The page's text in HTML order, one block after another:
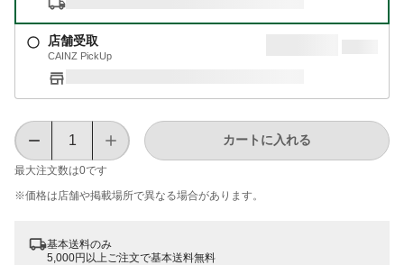
店舗受取
CAINZ PickUp
最大注文数は0です
カートに入れる
※価格は​店舗や​掲載場所で​異なる​場合が​あります。
基本送料のみ
5,000円以上ご注文で基本送料無料